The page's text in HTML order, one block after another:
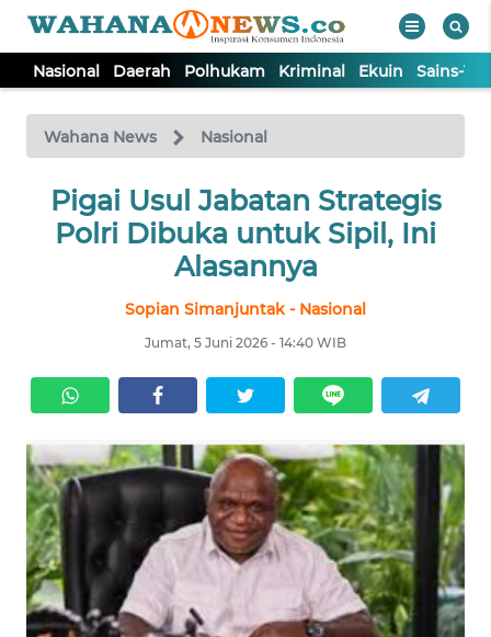
Nasional Daerah Polhukam Kriminal Ekuin Sains-
Wahana News Nasional
Pigai Usul Jabatan Strategis
Polri Dibuka untuk Sipil, Ini
Alasannya
Sopian Simanjuntak - Nasional
Jumat, 5 Juni 2026 - 14:40 WIB
TV
Tutup
NASIONAL
KRIMINAL
EKUIN
SAINS-TEKNO
KESEHATAN
INTERNASIONAL